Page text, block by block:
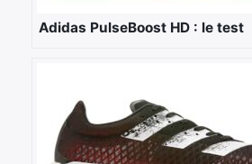
Adidas PulseBoost HD : le test